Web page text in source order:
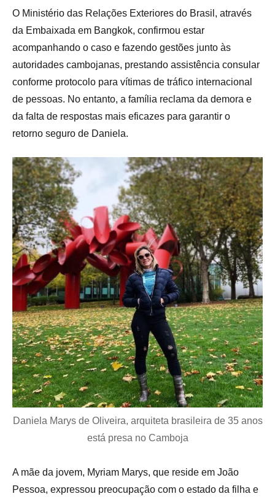
O Ministério das Relações Exteriores do Brasil, através
da Embaixada em Bangkok, confirmou estar
acompanhando o caso e fazendo gestões junto às
autoridades cambojanas, prestando assistência consular
conforme protocolo para vítimas de tráfico internacional
de pessoas. No entanto, a família reclama da demora e
da falta de respostas mais eficazes para garantir o
retorno seguro de Daniela.
Daniela Marys de Oliveira, arquiteta brasileira de 35 anos
está presa no Camboja
A mãe da jovem, Myriam Marys, que reside em João
Pessoa, expressou preocupação com o estado da filha e